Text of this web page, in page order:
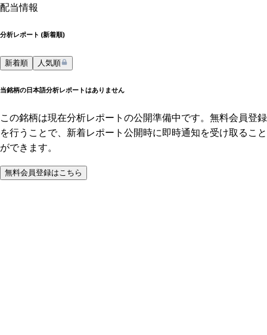
配当情報
分析レポート (新着順)
新着順 人気順
当銘柄の日本語分析レポートはありません
この銘柄は現在分析レポートの公開準備中です。無料会員登録
を行うことで、新着レポート公開時に即時通知を受け取ること
ができます。
無料会員登録はこちら